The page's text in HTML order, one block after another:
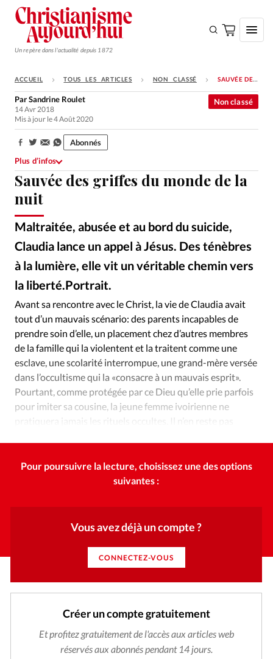
Un repère dans l'actualité depuis 1872
S'ABONNER
Monde
Opinions
Tous les articles
Faire un don
Emploi
Se connecter
Édition: Internationale
RUBRIQUES
Tous les articles
Actualité chrétienne
Actualité internationale
Chronique
Culture
Dossier
Eglises Foi Génération réveil
Monde
Opinions
Publireportage
Relations Aujourd'hui
Société
Tour du monde des Eglises
Trait d'Ixène
Vécu
Vie Intérieure
ACCUEIL TOUS LES ARTICLES NON CLASSÉ SAUVÉE DES GRIFFES DU MONDE DE LA NUIT
Sauvée des griffes du monde de la
nuit
Maltraitée, abusée et au bord du suicide,
Claudia lance un appel à Jésus. Des ténèbres
à la lumière, elle vit un véritable chemin vers
la liberté.Portrait.
Non classé
ParSandrine Roulet
14 Avr 2018
Mis à jour le 4 Août 2020
Partager:
Abonnés
Plus d’infos
Avant sa rencontre avec le Christ, la vie de Claudia avait
tout d’un mauvais scénario: des parents incapables de
prendre soin d’elle, un placement chez d’autres membres
de la famille qui la violentent et la traitent comme une
esclave, une scolarité interrompue, une grand-mère versée
dans l’occultisme qui la «consacre à un mauvais esprit».
Pourtant, comme protégée par ce Dieu qu’elle prie parfois
pour imiter sa cousine, la jeune femme ivoirienne ne
pratiquera jamais les rituels occultes. Il n’en reste pas
Pour poursuivre la lecture, choisissez une des options
suivantes :
Vous avez déjà un compte ?
CONNECTEZ-VOUS
Créer un compte gratuitement
Et profitez gratuitement de l'accès aux articles web
réservés aux abonnés pendant 14 jours.